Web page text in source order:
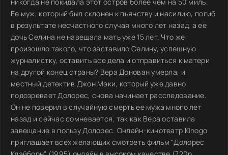
Ее муж, который был склонен к пьянству и насилию, погиб
в результате несчастного случая много лет назад, а ее
дочь Селина не навещала мать уже 15 лет. Что же
произошло такого, что заставило Селину, успешную
журналистку, оставить все дела и отправиться к матери
на другой конец страны? Вера Донован умерла, и
местный детектив Джон Мэки, который уже давно
подозревает Долорес, снова начинает расследование.
Он не поверил в случайную смерть ее мужа много лет
назад и сейчас сомневается, так как Вера оставила
завещание в пользу Долорес. Онлайн-кинотеатр Kinogo
приглашает всех желающих смотреть фильм "Долорес